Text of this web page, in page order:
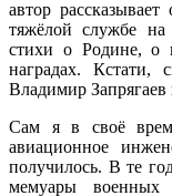
автор
тяжёлой службе на
стихи о Родине, о
наградах. Кстати,
Владимир
Сам я в своё
авиационное
получилось. В те
мемуары военных